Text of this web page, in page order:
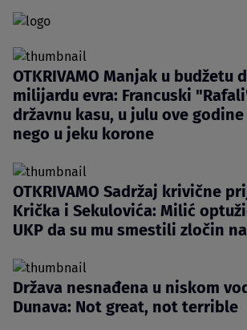
OTKRIVAMO Manjak u budžetu
milijardu evra: Francuski
državnu kasu, u julu ove
nego u jeku korone
OTKRIVAMO Sadržaj krivične
Krička i Sekulovića: Milić
UKP da su mu smestili zločin
Država nesnađena u niskom
Dunava: Not great, not terrible